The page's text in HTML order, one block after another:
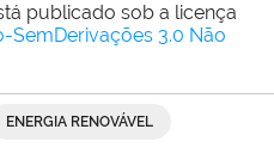
publicado sob a licença
SemDerivações 3.0 Não
ENERGIA RENOVÁVEL